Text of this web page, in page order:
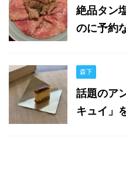
絶品タン
のに予約
森下
話題のア
キュイ」